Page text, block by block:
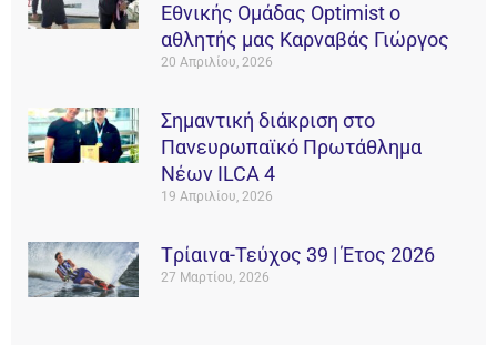
Εθνικής Ομάδας Οptimist ο
αθλητής μας Καρναβάς Γιώργος
20 Απριλίου, 2026
Σημαντική διάκριση στο
Πανευρωπαϊκό Πρωτάθλημα
Νέων ILCA 4
19 Απριλίου, 2026
Tρίαινα-Τεύχος 39 | Έτος 2026
27 Μαρτίου, 2026